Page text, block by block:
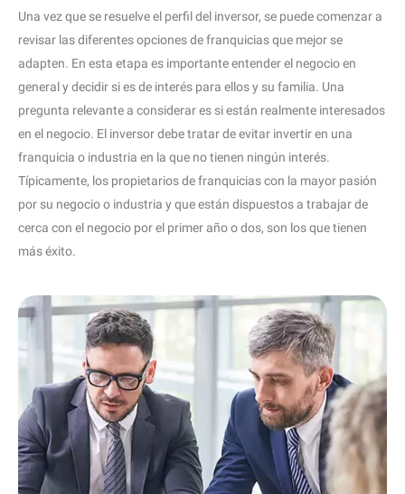
Una vez que se resuelve el perfil del inversor, se puede comenzar a
revisar las diferentes opciones de franquicias que mejor se
adapten. En esta etapa es importante entender el negocio en
general y decidir si es de interés para ellos y su familia. Una
pregunta relevante a considerar es si están realmente interesados
en el negocio. El inversor debe tratar de evitar invertir en una
franquicia o industria en la que no tienen ningún interés.
Típicamente, los propietarios de franquicias con la mayor pasión
por su negocio o industria y que están dispuestos a trabajar de
cerca con el negocio por el primer año o dos, son los que tienen
más éxito.